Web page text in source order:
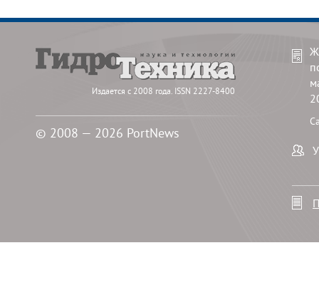
Издается с 2008 года. ISSN 2227-8400
© 2008 — 2026 PortNews